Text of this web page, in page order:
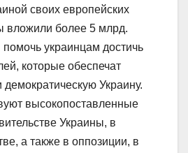
своих европейских
вложили более 5 млрд.
украинцам достичь
которые обеспечат
Украину.
высокопоставленные
Украины, в
а также в оппозиции, в